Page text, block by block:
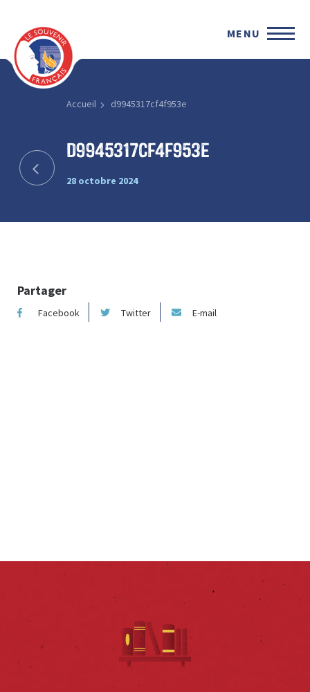
MENU
Accueil d9945317cf4f953e
d9945317cf4f953e
28 octobre 2024
Partager
Facebook Twitter E-mail